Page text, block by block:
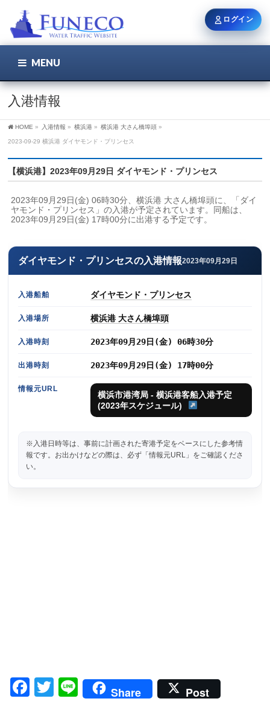
MENU
入港情報
HOME » 入港情報 » 横浜港 » 横浜港 大さん橋埠頭 »
2023-09-29 横浜港 ダイヤモンド・プリンセス
【横浜港】2023年09月29日 ダイヤモンド・プリンセス
2023年09月29日(金) 06時30分、横浜港 大さん橋埠頭に、「ダイ
ヤモンド・プリンセス」の入港が予定されています。同船は、
2023年09月29日(金) 17時00分に出港する予定です。
ダイヤモンド・プリンセスの入港情報2023年09月29日
入港船舶 ダイヤモンド・プリンセス
入港場所 横浜港 大さん橋埠頭
入港時刻 2023年09月29日(金) 06時30分
出港時刻 2023年09月29日(金) 17時00分
情報元URL
横浜市港湾局 - 横浜港客船入港予定
(2023年スケジュール)
※入港日時等は、事前に計画された寄港予定をベースにした参考情
報です。お出かけなどの際は、必ず「情報元URL」をご確認くださ
い。
Facebook
Twitter
LineShare Post
ログイン
ユーザー名 / メール
新規登録 パスワードを忘れた方